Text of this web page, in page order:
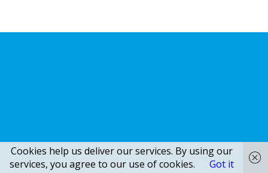
Cookies help us deliver our services. By using our
services, you agree to our use of cookies.
Got it